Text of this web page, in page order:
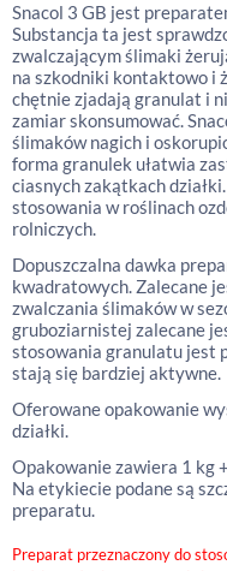
Snacol 3 GB jest
Substancja ta jest
zwalczającym ślimaki
na szkodniki kontaktowo i
chętnie zjadają granulat i
zamiar skonsumować.
ślimaków nagich i
forma granulek ułatwia
ciasnych zakątkach
stosowania w roślinach
rolniczych.
Dopuszczalna dawka
kwadratowych. Zalecane
zwalczania ślimaków w
gruboziarnistej zalecane
stosowania granulatu jest
stają się bardziej aktywne.
Oferowane opakowanie
działki.
Opakowanie zawiera 1 kg
Na etykiecie podane są
preparatu.
Preparat przeznaczony do